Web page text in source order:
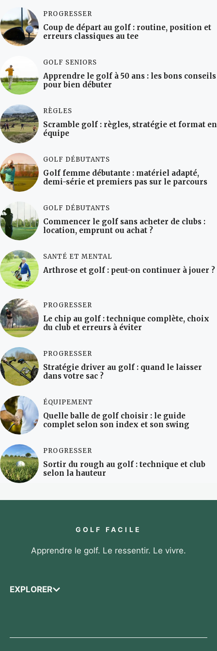
PROGRESSER
Coup de départ au golf : routine, position et
erreurs classiques au tee
GOLF SENIORS
Apprendre le golf à 50 ans : les bons conseils
pour bien débuter
RÈGLES
Scramble golf : règles, stratégie et format en
équipe
GOLF DÉBUTANTS
Golf femme débutante : matériel adapté,
demi-série et premiers pas sur le parcours
GOLF DÉBUTANTS
Commencer le golf sans acheter de clubs :
location, emprunt ou achat ?
SANTÉ ET MENTAL
Arthrose et golf : peut-on continuer à jouer ?
PROGRESSER
Le chip au golf : technique complète, choix
du club et erreurs à éviter
PROGRESSER
Stratégie driver au golf : quand le laisser
dans votre sac ?
ÉQUIPEMENT
Quelle balle de golf choisir : le guide
complet selon son index et son swing
PROGRESSER
Sortir du rough au golf : technique et club
selon la hauteur
GOLF FACILE
Apprendre le golf. Le ressentir. Le vivre.
EXPLORER